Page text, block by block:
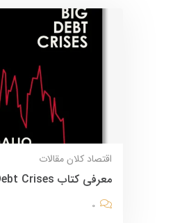
اقتصاد کلانمقالات
معرفی کتاب Big Debt Crises
0